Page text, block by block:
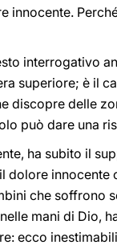
innocente.
interrogativo
superiore; è il
discopre delle
può dare una
ha subito il
dolore innocente
che soffrono
mani di Dio,
ecco